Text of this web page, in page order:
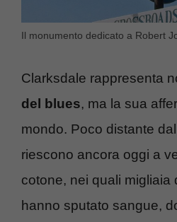
Il monumento dedicato a Robert
Clarksdale rappresenta
del blues, ma la sua
mondo. Poco distante
riescono ancora oggi a
cotone, nei quali migliaia
hanno sputato sangue,